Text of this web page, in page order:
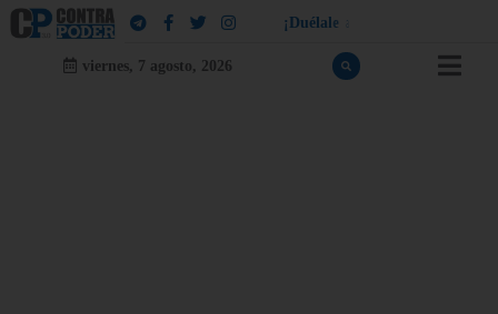
¡ Dué a e
viernes, 7 agosto, 2026